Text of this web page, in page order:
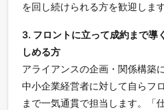
を回し続けられる方を歓迎します
3. フロントに立って成約まで導
しめる方
アライアンスの企画・関係構築
中小企業経営者に対して自らフ
まで一気通貫で担当します。「